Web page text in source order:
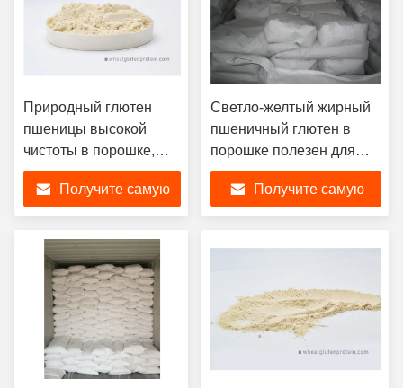
Природный глютен
пшеницы высокой
чистоты в порошке,
фармацевтическая
таблеткаПолучите самую
Светло-желтый жирный
пшеничный глютен в
порошке полезен для
производства лапши
Получите самую